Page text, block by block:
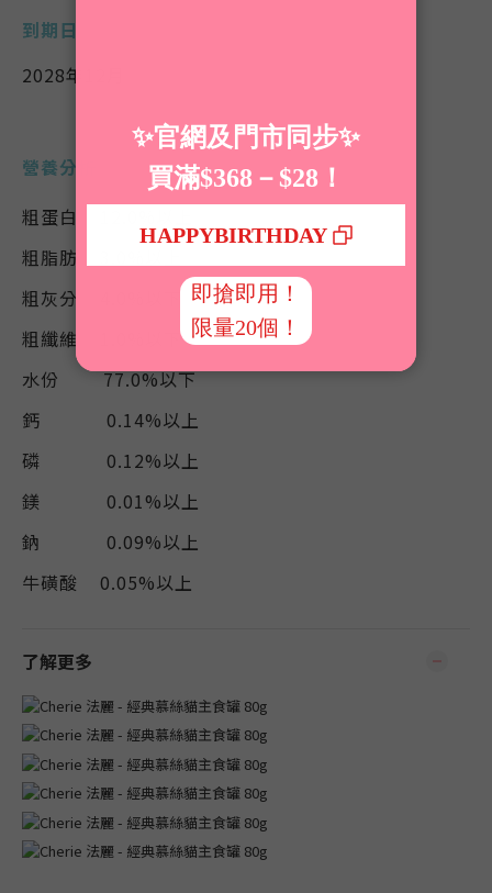
到期日
2028年12月
營養分析
粗蛋白 12.0%以上
粗脂肪 3.0%以上
粗灰分 4.0%以下
粗纖維 1.0%以下
水份 77.0%以下
鈣 0.14%以上
磷 0.12%以上
鎂 0.01%以上
鈉 0.09%以上
牛磺酸 0.05%以上
了解更多